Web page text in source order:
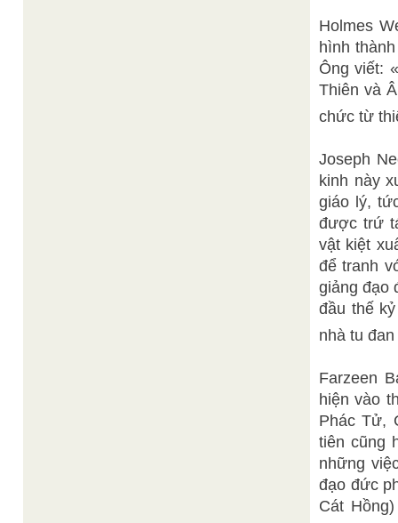
Holmes
hình
Ông viết:
Thiên và
chức từ
Joseph
kinh này
giáo lý,
được trứ
vật kiệt
để tranh
giảng đạo
đầu thế
nhà tu
Farzeen
hiện vào
Phác Tử,
tiên cũng
những
đạo đức
Cát